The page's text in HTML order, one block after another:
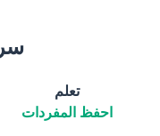
سر Memrise
تعلم
احفظ المفردات